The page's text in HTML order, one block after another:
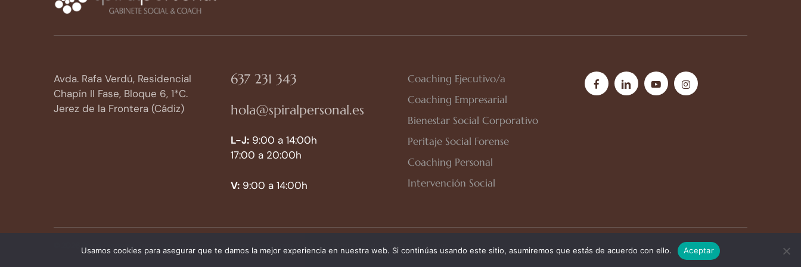
Avda. Rafa Verdú, Residencial
Chapín II Fase, Bloque 6, 1*C.
Jerez de la Frontera (Cádiz)
637 231 343
hola@spiralpersonal.es
L-J: 9:00 a 14:00h
17:00 a 20:00h
V: 9:00 a 14:00h
Coaching Ejecutivo/a
Coaching Empresarial
Bienestar Social Corporativo
Peritaje Social Forense
Coaching Personal
Intervención Social
facebooklinkedinyoutubeinstagram
© 2026 Spiral Personal. Todos los derechos reservados. Aviso Legal Política de Privacidad Política de Cookies
Usamos cookies para asegurar que te damos la mejor experiencia en nuestra web. Si continúas usando este sitio, asumiremos que estás de acuerdo con ello. Aceptar